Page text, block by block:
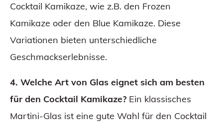
Cocktail Kamikaze, wie z.B. den Frozen
Kamikaze oder den Blue Kamikaze. Diese
Variationen bieten unterschiedliche
Geschmackserlebnisse.
4. Welche Art von Glas eignet sich am besten
für den Cocktail Kamikaze? Ein klassisches
Martini-Glas ist eine gute Wahl für den Cocktail